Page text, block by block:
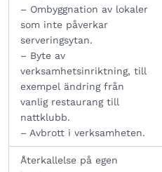
– Ombyggnation av lokaler
som inte påverkar
serveringsytan.
– Byte av
verksamhetsinriktning, till
exempel ändring från
vanlig restaurang till
nattklubb.
– Avbrott i verksamheten.
Återkallelse på egen